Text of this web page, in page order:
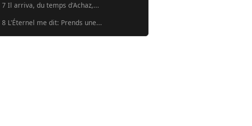
7 Il arriva, du temps d'Achaz,...
8 L'Éternel me dit: Prends une...